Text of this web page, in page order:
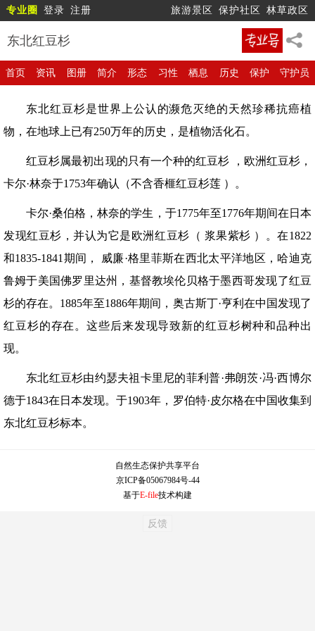
专业圈 登录 注册 旅游景区 保护社区 林草政区
东北红豆杉
首页 资讯 图册 简介 形态 习性 栖息 历史 保护 守护员
东北红豆杉是世界上公认的濒危灭绝的天然珍稀抗癌植
物，在地球上已有250万年的历史，是植物活化石。
红豆杉属最初出现的只有一个种的红豆杉 ，欧洲红豆杉，
卡尔·林奈于1753年确认（不含香榧红豆杉莲 ）。
卡尔·桑伯格，林奈的学生，于1775年至1776年期间在日本
发现红豆杉，并认为它是欧洲红豆杉（ 浆果紫杉 ）。在1822
和1835-1841期间， 威廉·格里菲斯在西北太平洋地区，哈迪克
鲁姆于美国佛罗里达州，基督教埃伦贝格于墨西哥发现了红豆
杉的存在。1885年至1886年期间，奥古斯丁·亨利在中国发现了
红豆杉的存在。这些后来发现导致新的红豆杉树种和品种出
现。
东北红豆杉由约瑟夫祖卡里尼的菲利普·弗朗茨·冯·西博尔
德于1843在日本发现。于1903年，罗伯特·皮尔格在中国收集到
东北红豆杉标本。
自然生态保护共享平台
京ICP备05067984号-44
基于E-file技术构建
反馈